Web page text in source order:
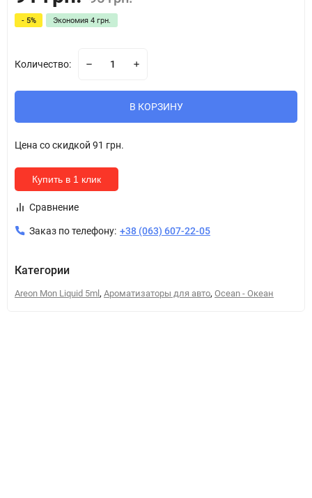
- 5% Экономия 4 грн.
Количество:
В КОРЗИНУ
Цена со скидкой 91 грн.
Купить в 1 клик
Сравнение
Заказ по телефону: +38 (063) 607-22-05
Категории
Areon Mon Liquid 5ml , Ароматизаторы для авто, Ocean - Океан